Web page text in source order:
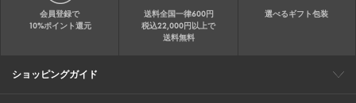
会員登録で
10%ポイント還元
送料全国一律600円
税込22,000円以上で
送料無料
選べるギフト包装
ショッピングガイド